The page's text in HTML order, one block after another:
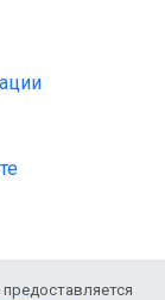
предоставляется